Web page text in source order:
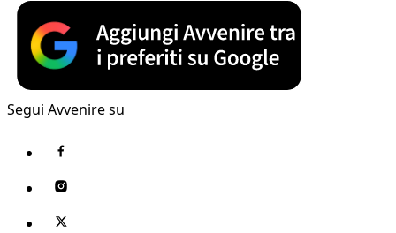
Segui Avvenire su